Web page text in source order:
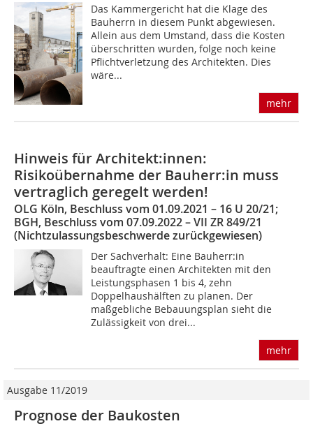
Das Kammergericht hat die Klage des
Bauherrn in diesem Punkt abgewiesen.
Allein aus dem Umstand, dass die Kosten
überschritten wurden, folge noch keine
Pflichtverletzung des Architekten. Dies
wäre...
mehr
Hinweis für Architekt:innen:
Risikoübernahme der Bauherr:in muss
vertraglich geregelt werden!
OLG Köln, Beschluss vom 01.09.2021 – 16 U 20/21;
BGH, Beschluss vom 07.09.2022 – VII ZR 849/21
(Nichtzulassungsbeschwerde zurückgewiesen)
Der Sachverhalt: Eine Bauherr:in
beauftragte einen Architekten mit den
Leistungsphasen 1 bis 4, zehn
Doppelhaushälften zu planen. Der
maßgebliche Bebauungsplan sieht die
Zulässigkeit von drei...
mehr
Ausgabe 11/2019
Prognose der Baukosten